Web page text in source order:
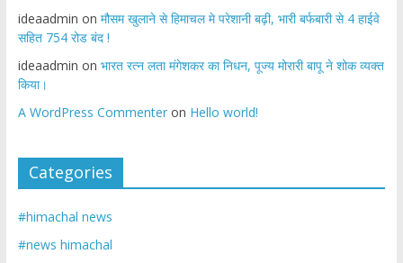
ideaadmin on मौसम खुलाने से हिमाचल मे परेशानी बढ़ी, भारी बर्फबारी से 4 हाईवे
सहित 754 रोड बंद !
ideaadmin on भारत रत्न लता मंगेशकर का निधन, पूज्य मोरारी बापू ने शोक व्यक्त
किया।
A WordPress Commenteron Hello world!
Categories
#himachal news
#news himachal